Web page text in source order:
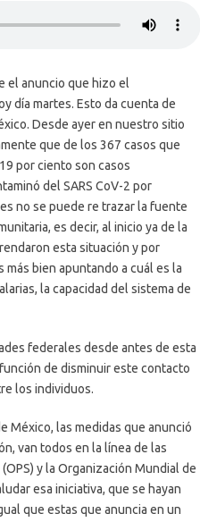
el anuncio que hizo el
día martes. Esto da cuenta de
Desde ayer en nuestro sitio
que de los 367 casos que
por ciento son casos
del SARS CoV-2 por
no se puede re trazar la fuente
es decir, al inicio ya de la
esta situación y por
bien apuntando a cuál es la
la capacidad del sistema de
federales desde antes de esta
de disminuir este contacto
los individuos.
México, las medidas que anunció
van todos en la línea de las
y la Organización Mundial de
esa iniciativa, que se hayan
que estas que anuncia en un